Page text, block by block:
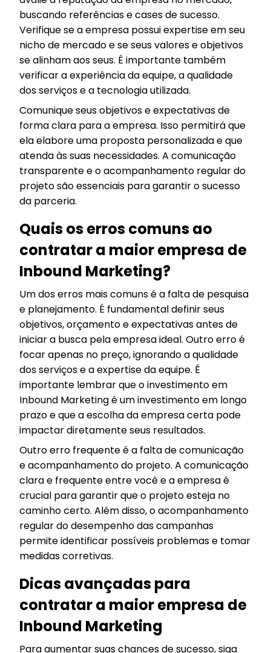
buscando referências e cases de sucesso.
Verifique se a empresa possui expertise em seu
nicho de mercado e se seus valores e objetivos
se alinham aos seus. É importante também
verificar a experiência da equipe, a qualidade
dos serviços e a tecnologia utilizada.
Comunique seus objetivos e expectativas de
forma clara para a empresa. Isso permitirá que
ela elabore uma proposta personalizada e que
atenda às suas necessidades. A comunicação
transparente e o acompanhamento regular do
projeto são essenciais para garantir o sucesso
da parceria.
Quais os erros comuns ao
contratar a maior empresa de
Inbound Marketing?
Um dos erros mais comuns é a falta de pesquisa
e planejamento. É fundamental definir seus
objetivos, orçamento e expectativas antes de
iniciar a busca pela empresa ideal. Outro erro é
focar apenas no preço, ignorando a qualidade
dos serviços e a expertise da equipe. É
importante lembrar que o investimento em
Inbound Marketing é um investimento em longo
prazo e que a escolha da empresa certa pode
impactar diretamente seus resultados.
Outro erro frequente é a falta de comunicação
e acompanhamento do projeto. A comunicação
clara e frequente entre você e a empresa é
crucial para garantir que o projeto esteja no
caminho certo. Além disso, o acompanhamento
regular do desempenho das campanhas
permite identificar possíveis problemas e tomar
medidas corretivas.
Dicas avançadas para
contratar a maior empresa de
Inbound Marketing
Para aumentar suas chances de sucesso, siga